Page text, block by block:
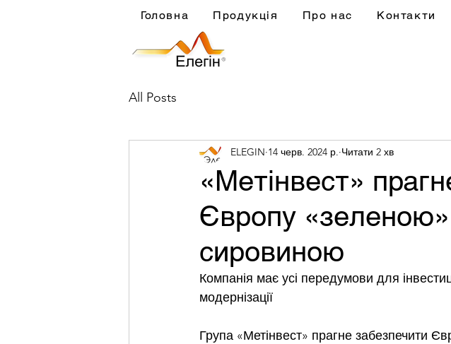
Головна Продукція Про нас Контакти
All Posts
«Метінвест»
Європу «зеленою»
сировиною
ELEGIN 14 черв. 2024 р. Читати 2 хв
Компанія має усі передумови для
модернізації
Група «Метінвест» прагне забезпечити